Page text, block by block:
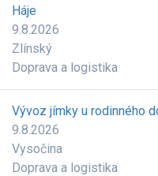
Háje
9.8.2026
Zlínský
Doprava a logistika
Vývoz jímky u rodinného
9.8.2026
Vysočina
Doprava a logistika